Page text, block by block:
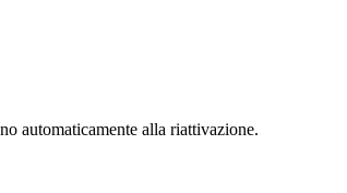
automaticamente alla riattivazione.